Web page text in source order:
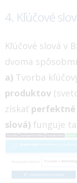
4. Kľúčové
Kľúčové slová v
dvoma
a) Tvorba
produktov
získať
slová) funguje